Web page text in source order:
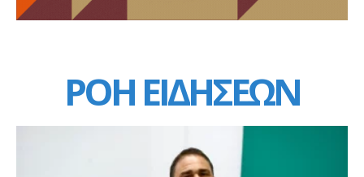
ΡΟΗ ΕΙΔΗΣΕΩΝ